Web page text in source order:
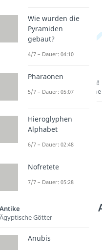
Lernen lohnt sich!
Entdecke hier
Weitere Inhalte:
Germanen und Kelten
Bronzezeit
Dauer: 04:42
Wie wurden die
Pyramiden
gebaut?
4/7 – Dauer: 04:10
Pharaonen
5/7 – Dauer: 05:07
Hieroglyphen
Alphabet
6/7 – Dauer: 02:48
Nofretete
7/7 – Dauer: 05:28
Antike
Ägyptische Götter
Anubis